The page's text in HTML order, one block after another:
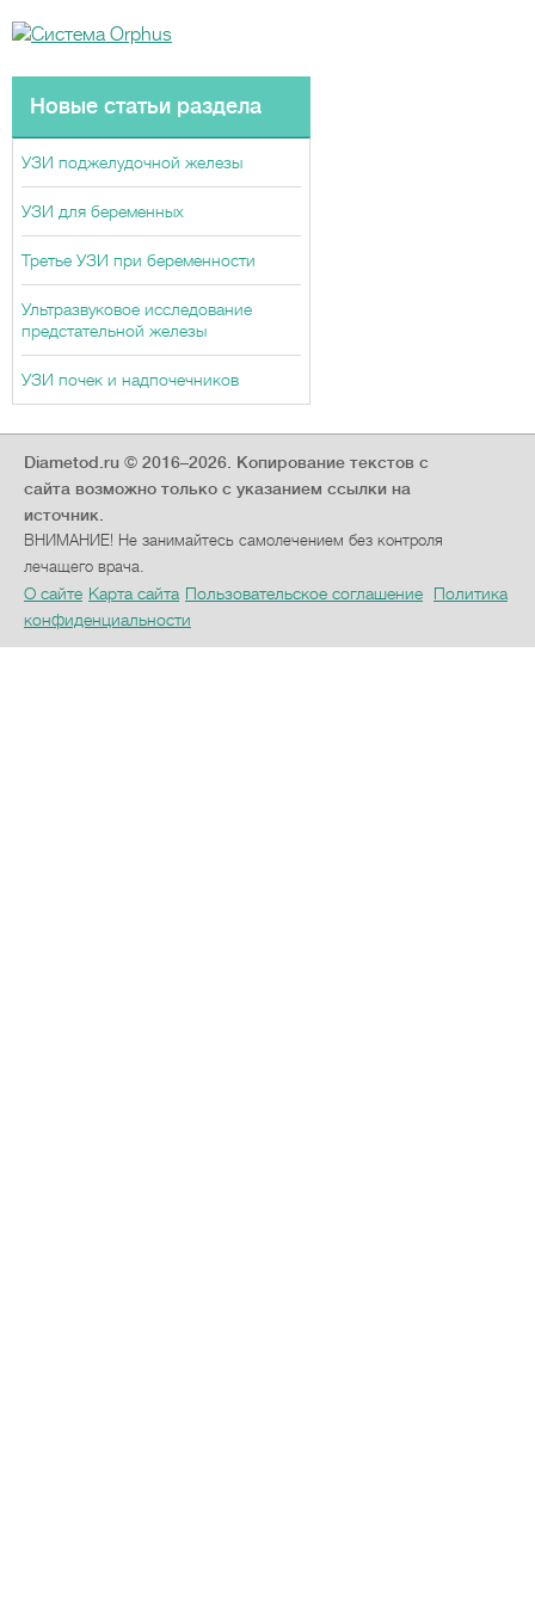
Новые статьи раздела
УЗИ поджелудочной железы
УЗИ для беременных
Третье УЗИ при беременности
Ультразвуковое исследование
предстательной железы
УЗИ почек и надпочечников
Diametod.ru © 2016–2026. Копирование текстов с
сайта возможно только с указанием ссылки на
источник.
ВНИМАНИЕ! Не занимайтесь самолечением без контроля
лечащего врача.
О сайте Карта сайта Пользовательское соглашение
Политика
конфиденциальности